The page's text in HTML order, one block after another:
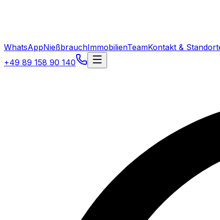
WhatsAppNießbrauchImmobilienTeamKontakt &
+49 89 158 90 140